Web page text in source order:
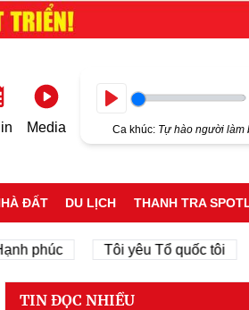
Media Ca khúc: Tự hào người làm
ĐẤT DU LỊCH THANH TRA
Tôi yêu Tổ quốc tôi
TIN ĐỌC NHIỀU